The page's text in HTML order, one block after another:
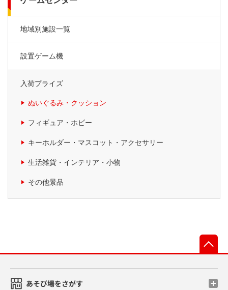
地域別施設一覧
設置ゲーム機
入荷プライズ
ぬいぐるみ・クッション
フィギュア・ホビー
キーホルダー・マスコット・アクセサリー
生活雑貨・インテリア・小物
その他景品
あそび場をさがす